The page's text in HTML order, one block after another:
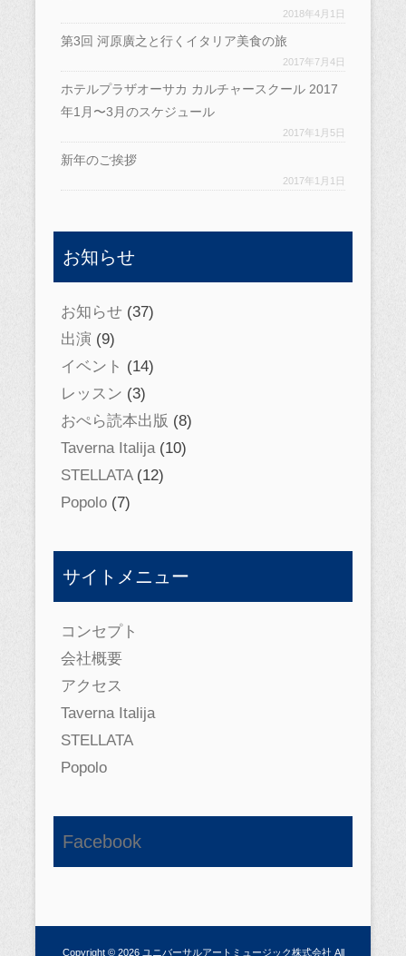
2018年4月1日
第3回 河原廣之と行くイタリア美食の旅
2017年7月4日
ホテルプラザオーサカ カルチャースクール 2017
年1月〜3月のスケジュール
2017年1月5日
新年のご挨拶
2017年1月1日
お知らせ
お知らせ (37)
出演 (9)
イベント (14)
レッスン (3)
おぺら読本出版 (8)
Taverna Italija(10)
STELLATA(12)
Popolo (7)
サイトメニュー
コンセプト
会社概要
アクセス
Taverna Italija
STELLATA
Popolo
Facebook
Copyright © 2026 ユニバーサルアートミュージック株式会社 All